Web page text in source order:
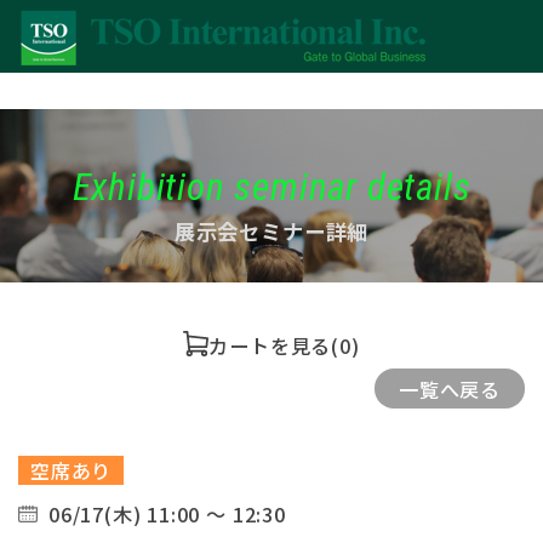
Exhibition seminar details
展示会セミナー詳細
カートを見る(0)
一覧へ戻る
空席あり
06/17(木) 11:00 ～ 12:30